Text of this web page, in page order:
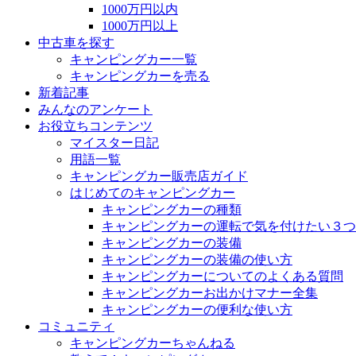
1000万円以内
1000万円以上
中古車を探す
キャンピングカー一覧
キャンピングカーを売る
新着記事
みんなのアンケート
お役立ちコンテンツ
マイスター日記
用語一覧
キャンピングカー販売店ガイド
はじめてのキャンピングカー
キャンピングカーの種類
キャンピングカーの運転で気を付けたい３
キャンピングカーの装備
キャンピングカーの装備の使い方
キャンピングカーについてのよくある質問
キャンピングカーお出かけマナー全集
キャンピングカーの便利な使い方
コミュニティ
キャンピングカーちゃんねる